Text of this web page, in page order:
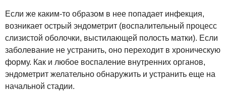
Если же каким-то образом в нее попадает инфекция,
возникает острый эндометрит (воспалительный процесс
слизистой оболочки, выстилающей полость матки). Если
заболевание не устранить, оно переходит в хроническую
форму. Как и любое воспаление внутренних органов,
эндометрит желательно обнаружить и устранить еще на
начальной стадии.